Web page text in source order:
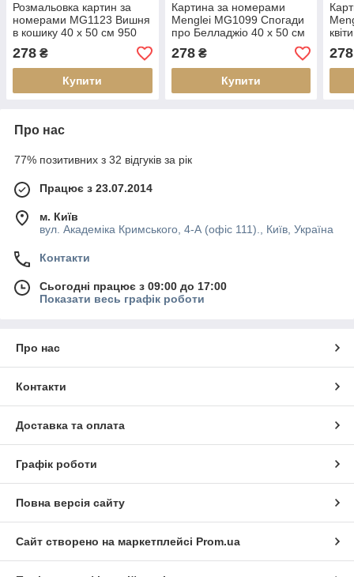
Розмальовка картин за
номерами MG1123 Вишня
в кошику 40 х 50 см 950
квіти
278 ₴
Купити
Картина за номерами
Menglei MG1099 Спогади
про Белладжіо 40 х 50 см
278₴
Купити
см
278
Про нас
77% позитивних з 32 відгуків за рік
Працює з 23.07.2014
м. Київ
вул. Академіка Кримського, 4-А (офіс 111)., Київ, Україна
Контакти
Сьогодні працює з 09:00 до 17:00
Показати весь графік роботи
Про нас
Контакти
Доставка та оплата
Графік роботи
Повна версія сайту
Сайт створено на маркетплейсі Prom.ua